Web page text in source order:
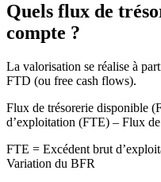
Quels flux de
compte ?
La valorisation se réalise à
FTD (ou free cash flows).
Flux de trésorerie disponible
d’exploitation (FTE) – Flux
FTE = Excédent brut
Variation du BFR